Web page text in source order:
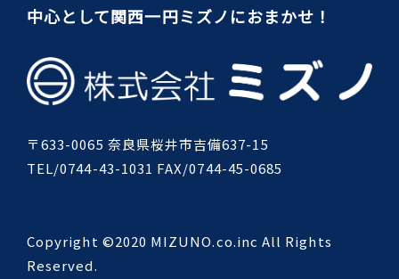
中心として関西一円ミズノにおまかせ！
〒633-0065 奈良県桜井市吉備637-15
TEL/0744-43-1031 FAX/0744-45-0685
Copyright ©2020 MIZUNO.co.inc All Rights
Reserved.